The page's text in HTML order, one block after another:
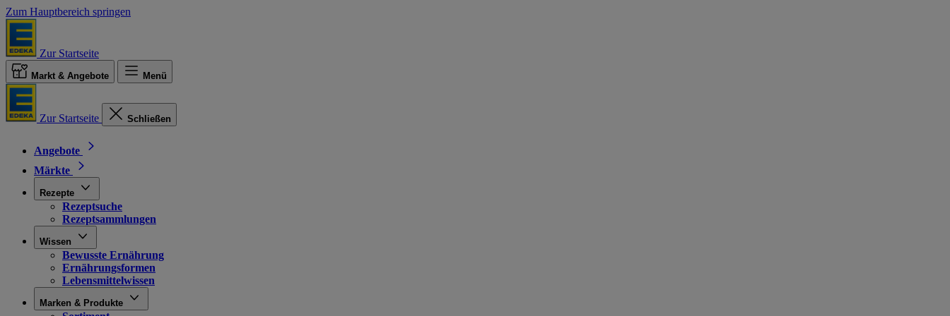
Zum Hauptbereich springen
Zur Startseite
Markt & Angebote Menü
Zur Startseite Schließen
Angebote
Märkte
Rezepte
Rezeptsuche
Rezeptsammlungen
Wissen
Bewusste Ernährung
Ernährungsformen
Lebensmittelwissen
Marken & Produkte